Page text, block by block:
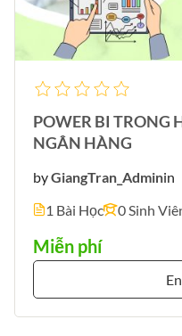
POWER BI TRONG
NGÂN HÀNG
byGiangTran_Adminin
1 Bài Học
0 Sinh
Miễn phí